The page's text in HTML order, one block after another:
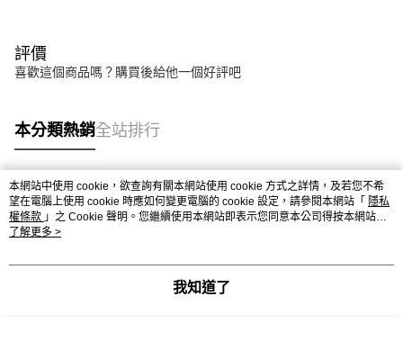
評價
喜歡這個商品嗎？購買後給他一個好評吧
本分類熱銷全站排行
熱門標籤
本網站中使用 cookie，欲查詢有關本網站使用 cookie 方式之詳情，及若您不希
望在電腦上使用 cookie 時應如何變更電腦的 cookie 設定，請參閱本網站「 隱私
權條款 」之 Cookie 聲明。您繼續使用本網站即表示您同意本公司得按本網站使
用條款之 Cookie 聲明使用 cookie。
了解更多 >
我知道了